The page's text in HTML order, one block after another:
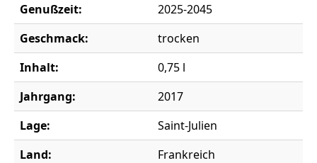
Genußzeit:
2025-2045
Geschmack:
trocken
Inhalt:
0,75 l
Jahrgang:
2017
Lage:
Saint-Julien
Land:
Frankreich